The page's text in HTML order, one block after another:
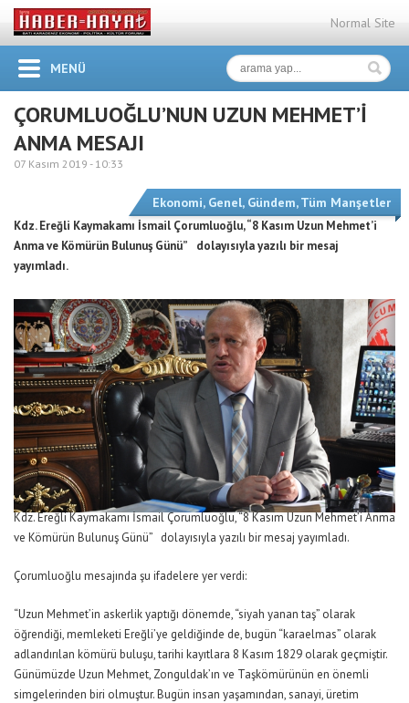
Normal Site
MENÜ
ÇORUMLUOĞLU’NUN UZUN MEHMET’İ
ANMA MESAJI
07 Kasım 2019 - 10:33
Ekonomi, Genel, Gündem,Tüm Manşetler
Kdz. Ereğli Kaymakamı İsmail Çorumluoğlu, “8 Kasım Uzun Mehmet’i
Anma ve Kömürün Bulunuş Günü”
dolayısıyla yazılı bir mesaj
yayımladı.
Kdz. Ereğli Kaymakamı İsmail Çorumluoğlu, “8 Kasım Uzun Mehmet’i Anma
ve Kömürün Bulunuş Günü” dolayısıyla yazılı bir mesaj yayımladı.
Çorumluoğlu mesajında şu ifadelere yer verdi:
“Uzun Mehmet’in askerlik yaptığı dönemde, “siyah yanan taş” olarak
öğrendiği, memleketi Ereğli’ye geldiğinde de, bugün “karaelmas” olarak
adlandırılan kömürü buluşu, tarihi kayıtlara 8 Kasım 1829 olarak geçmiştir.
Günümüzde Uzun Mehmet, Zonguldak’ın ve Taşkömürünün en önemli
simgelerinden biri olmuştur. Bugün insan yaşamından, sanayi, üretim